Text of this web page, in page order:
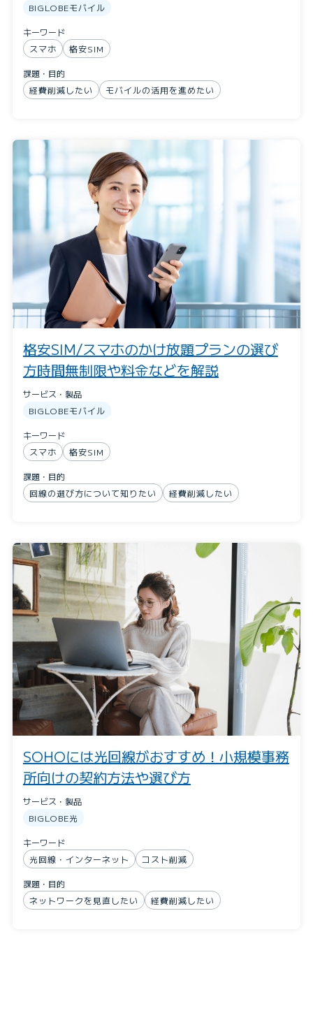
BIGLOBEモバイル
キーワード
スマホ
格安SIM
課題・目的
経費削減したい
モバイルの活用を進めたい
格安SIM/スマホのかけ放題プランの選び
方時間無制限や料金などを解説
サービス・製品
BIGLOBEモバイル
キーワード
スマホ
格安SIM
課題・目的
回線の選び方について知りたい
経費削減したい
SOHOには光回線がおすすめ！小規模事務
所向けの契約方法や選び方
サービス・製品
BIGLOBE光
キーワード
光回線・インターネット
コスト削減
課題・目的
ネットワークを見直したい
経費削減したい